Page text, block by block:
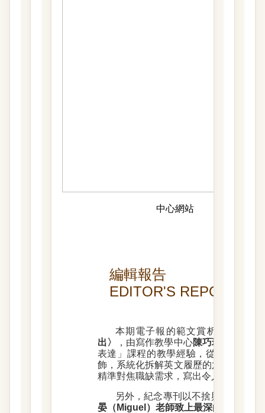
中心網站
編輯報告
EDITOR'S REPORT
本期電子報的範文賞析
出〉
，由寫作教學中心陳巧玲老師
表達」課程的教學經驗，從職缺分析
飾，系統化拆解英文履歷的六大關鍵步
精準對焦職缺需求，寫出令人眼睛一亮
另外，紀念專刊以不捨與感念的心
晏（Miguel）老師致上最深的敬意